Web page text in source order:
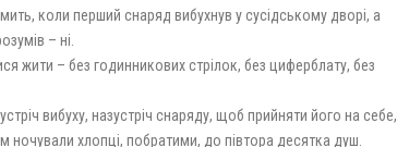
коли перший снаряд вибухнув у сусідському дворі, а
– ні.
жити – без годинникових стрілок, без циферблату, без
вибуху, назустріч снаряду, щоб прийняти його на себе,
хлопці, побратими, до півтора десятка душ.